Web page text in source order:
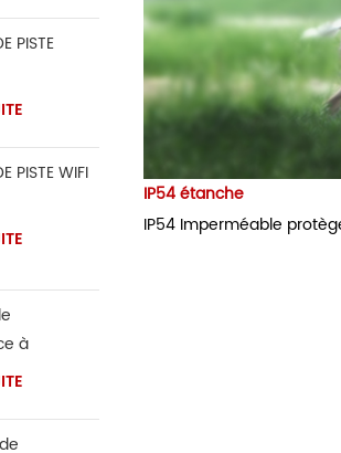
IP54 étanche
IP54 Imperméable
PISTE
PISTE WIFI
à